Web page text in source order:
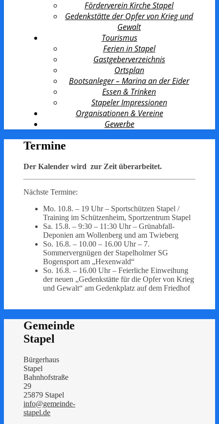
Förderverein Kirche Stapel
Gedenkstätte der Opfer von Krieg und
Gewalt
Tourismus
Ferien in Stapel
Gastgeberverzeichnis
Ortsplan
Bootsanleger – Marina an der Eider
Essen & Trinken
Stapeler Impressionen
Organisationen & Vereine
Gewerbe
Termine
Der Kalender wird zur Zeit überarbeitet.
Nächste Termine:
Mo. 10.8. – 19 Uhr – Sportschützen Stapel /
Training im Schützenheim, Sportzentrum Stapel
Sa. 15.8. – 9:30 – 11:30 Uhr – Grünabfall-
Deponien am Wollenberg und am Twieberg
So. 16.8. – 10.00 – 16.00 Uhr – 7.
Sommervergnügen der Stapelholmer SG
Bogensport am „Hexenwald“
So. 16.8. – 16.00 Uhr – Feierliche Einweihung
der neuen „Gedenkstätte für die Opfer von Krieg
und Gewalt“ am Gedenkplatz auf dem Friedhof
Gemeinde
Stapel
Bürgerhaus
Stapel
Bahnhofstraße
29
25879 Stapel
info@gemeinde-
stapel.de